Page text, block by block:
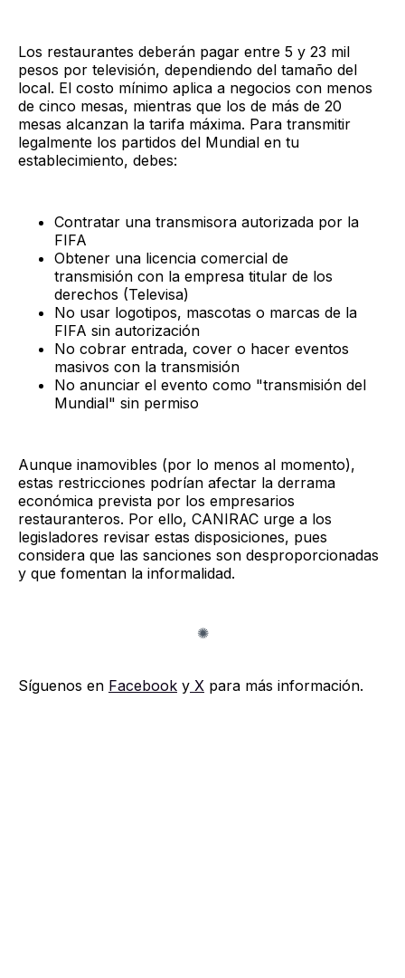
Los restaurantes deberán pagar entre 5 y 23 mil
pesos por televisión, dependiendo del tamaño del
local. El costo mínimo aplica a negocios con menos
de cinco mesas, mientras que los de más de 20
mesas alcanzan la tarifa máxima. Para transmitir
legalmente los partidos del Mundial en tu
establecimiento, debes:
Contratar una transmisora autorizada por la
FIFA
Obtener una licencia comercial de
transmisión con la empresa titular de los
derechos (Televisa)
No usar logotipos, mascotas o marcas de la
FIFA sin autorización
No cobrar entrada, cover o hacer eventos
masivos con la transmisión
No anunciar el evento como "transmisión del
Mundial" sin permiso
Aunque inamovibles (por lo menos al momento),
estas restricciones podrían afectar la derrama
económica prevista por los empresarios
restauranteros. Por ello, CANIRAC urge a los
legisladores revisar estas disposiciones, pues
considera que las sanciones son desproporcionadas
y que fomentan la informalidad.
Síguenos en Facebook y X para más información.